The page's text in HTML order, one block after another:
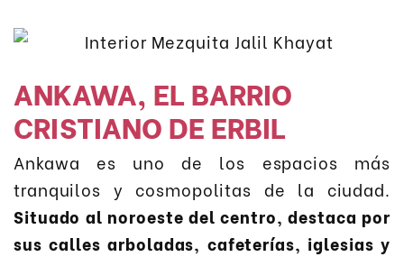
ANKAWA, EL BARRIO
CRISTIANO DE ERBIL
Ankawa es uno de los espacios más
tranquilos y cosmopolitas de la ciudad.
Situado al noroeste del centro, destaca por
sus calles arboladas, cafeterías, iglesias y